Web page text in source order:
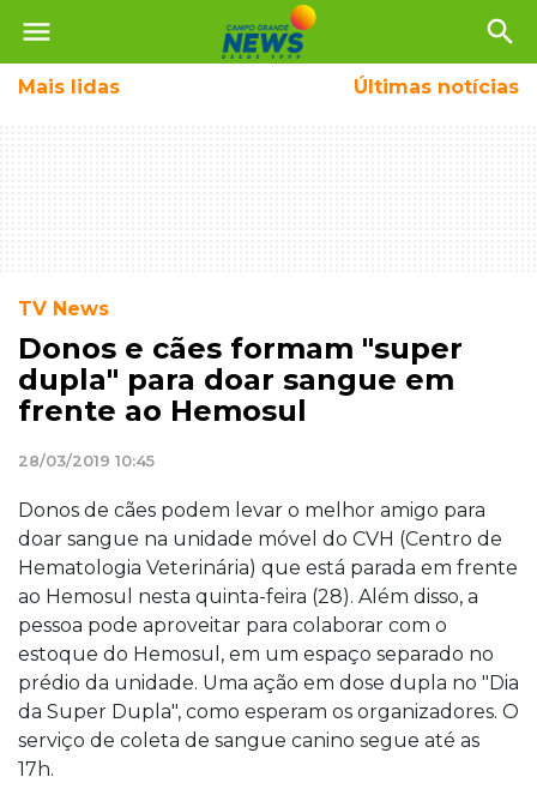
menu search
Mais lidas Últimas notícias
TV News
Donos e cães formam "super
dupla" para doar sangue em
frente ao Hemosul
28/03/2019 10:45
Donos de cães podem levar o melhor amigo para
doar sangue na unidade móvel do CVH (Centro de
Hematologia Veterinária) que está parada em frente
ao Hemosul nesta quinta-feira (28). Além disso, a
pessoa pode aproveitar para colaborar com o
estoque do Hemosul, em um espaço separado no
prédio da unidade. Uma ação em dose dupla no "Dia
da Super Dupla", como esperam os organizadores. O
serviço de coleta de sangue canino segue até as
17h.